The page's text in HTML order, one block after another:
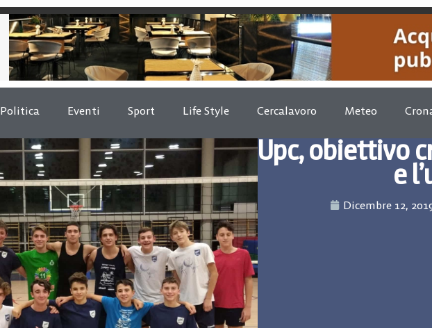
Politica Eventi Sport Life Style Cercalavoro Meteo
Upc, obiettivo
e
Dicembre 12,